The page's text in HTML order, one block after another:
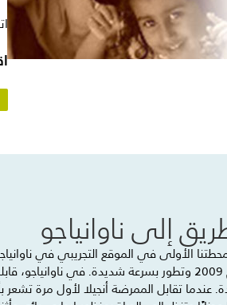
إلى ناوانياجو
العام 2009 وتطور بسرعة شديدة. في
عندما تقابل الممرضة أنجيلا لأول مرة